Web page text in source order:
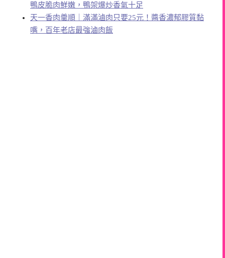
鴨皮脆肉鮮嫩，鴨架爆炒香氣十足
天一香肉羹順｜滿滿滷肉只要25元！醬香濃郁膠質黏
嘴，百年老店最強滷肉飯